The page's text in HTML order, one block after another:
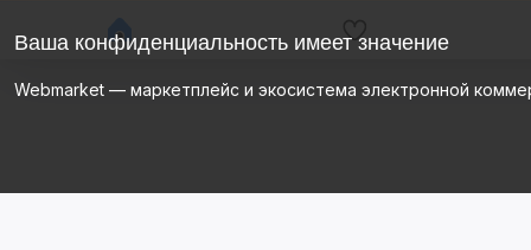
Ваша конфиденциальность имеет значение
Webmarket — маркетплейс и экосистема электронной